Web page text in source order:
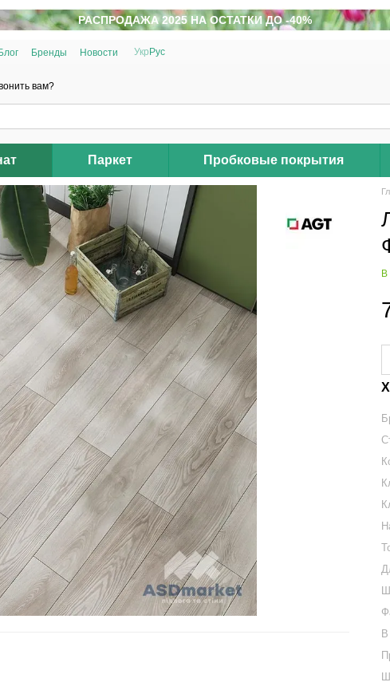
РАСПРОДАЖА 2025 НА ОСТАТКИ ДО -40%
Блог Бренды Новости Укр Рус
вам?
Паркет Пробковые покрытия
В